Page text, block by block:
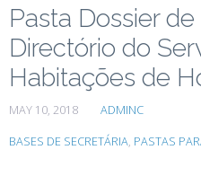
Pasta Dossier
Directório do
Habitações de
MAY 10, 2018 ADMINC
BASES DE SECRETÁRIA, PASTAS